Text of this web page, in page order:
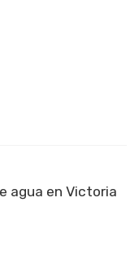
agua en Victoria